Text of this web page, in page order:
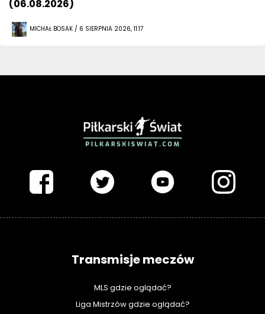
(06.08.2026)
MICHAŁ BOSAK / 6 SIERPNIA 2026, 11:17
Transmisje meczów
MLS gdzie oglądać?
Liga Mistrzów gdzie oglądać?